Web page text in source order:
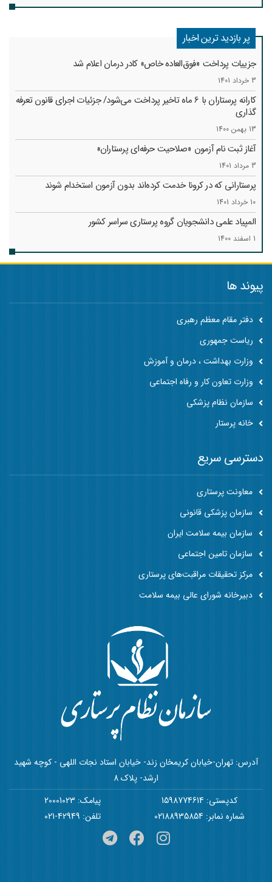
پر بازدید ترین اخبار
جزییات پرداخت «فوق‌العاده خاص» کادر درمان اعلام شد
3 خرداد 1401
کارانه‌ پرستاران با 6 ماه تاخیر پرداخت می‌شود/ جزئیات اجرای قانون تعرفه
گذاری
13 بهمن 1400
آغاز ثبت نام آزمون «صلاحیت حرفه‌ای پرستاران»
3 مرداد 1401
پرستارانی که در کرونا خدمت کرد‌ه‌اند بدون آزمون استخدام شوند
10 خرداد 1401
المپیاد علمی دانشجویان گروه پرستاری سراسر کشور
1 اسفند 1400
پیوند ها
دفتر مقام معظم رهبری
ریاست جمهوری
وزارت بهداشت ، درمان و آموزش
وزارت تعاون کار و رفاه اجتماعی
سازمان نظام پزشکی
خانه پرستار
آدرس: تهران-خیابان کریمخان زند- خیابان استاد نجات اللهی - کوچه شهید
ارشد- پلاک 8
کدپستی: 1598774614
پیامک: 20001023
شماره نمابر: 02188935854
تلفن: 42949-021
دسترسی سریع
معاونت پرستاری
سازمان پزشکی قانونی
سازمان بیمه سلامت ایران
سازمان تامین اجتماعی
مرکز تحقیقات مراقبت‌های پرستاری
دبیرخانه شورای عالی بیمه سلامت